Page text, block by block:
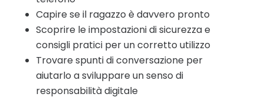
Capire se il ragazzo è davvero pronto
Scoprire le impostazioni di sicurezza e
consigli pratici per un corretto utilizzo
Trovare spunti di conversazione per
aiutarlo a sviluppare un senso di
responsabilità digitale